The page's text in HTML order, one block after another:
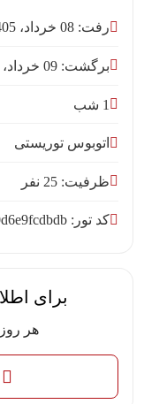
رفت: 08 خرداد، 1405
برگشت: 09 خرداد، 1405
1 شب
اتوبوس توریستی
ظرفیت: 25 نفر
کد تور: p-6a0d6e9fcdbdb
برای
هر روز هفته